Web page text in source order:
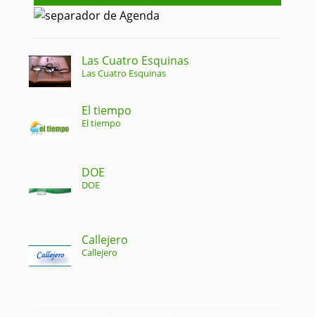
Las Cuatro Esquinas
Las Cuatro Esquinas
El tiempo
El tiempo
DOE
DOE
Callejero
Callejero